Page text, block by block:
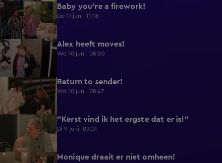
0:39 Baby you're a firework!
Do 11 juni, 11:18
0:43 Alex heeft moves!
Wo 10 juni, 08:50
0:36 Return to sender!
Wo 10 juni, 08:47
"Kerst vind ik het ergste dat er is!"
Di 9 juni, 09:01
0:29 Monique draait er niet omheen!